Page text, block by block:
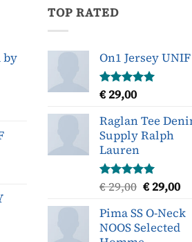
by
TOP RATED
On1 Jersey UNIF
Gewaardeerd
uit 5
€ 29,00
Raglan Tee
Supply Ralph
Lauren
Gewaardeerd
uit 5
€29,00
was:
€ 29,00.
€ 29,00
is:
€
Pima SS O-Neck
NOOS Selected